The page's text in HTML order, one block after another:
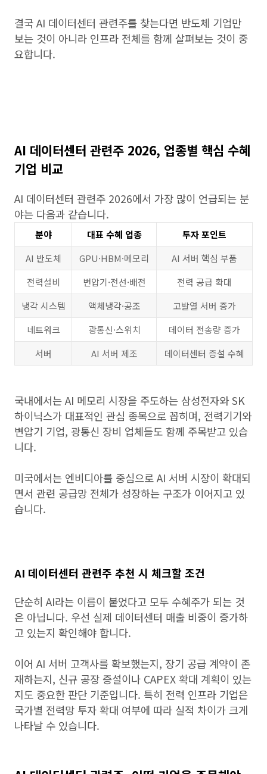
결국 AI 데이터센터 관련주를 찾는다면 반도체 기업만
보는 것이 아니라 인프라 전체를 함께 살펴보는 것이 중
요합니다.
AI 데이터센터 관련주 2026, 업종별 핵심 수혜
기업 비교
AI 데이터센터 관련주 2026에서 가장 많이 언급되는 분
야는 다음과 같습니다.
분야 대표 수혜 업종
투자 포인트
AI 반도체
GPU·HBM·메모리
AI 서버 핵심 부품
전력설비
변압기·전선·배전
전력 공급 확대
냉각 시스템
액체냉각·공조
고발열 서버 증가
네트워크
광통신·스위치
데이터 전송량 증가
서버
AI 서버 제조 데이터센터 증설 수혜
국내에서는 AI 메모리 시장을 주도하는 삼성전자와 SK
하이닉스가 대표적인 관심 종목으로 꼽히며, 전력기기와
변압기 기업, 광통신 장비 업체들도 함께 주목받고 있습
니다.
미국에서는 엔비디아를 중심으로 AI 서버 시장이 확대되
면서 관련 공급망 전체가 성장하는 구조가 이어지고 있
습니다.
AI 데이터센터 관련주 추천 시 체크할 조건
단순히 AI라는 이름이 붙었다고 모두 수혜주가 되는 것
은 아닙니다. 우선 실제 데이터센터 매출 비중이 증가하
고 있는지 확인해야 합니다.
이어 AI 서버 고객사를 확보했는지, 장기 공급 계약이 존
재하는지, 신규 공장 증설이나 CAPEX 확대 계획이 있는
지도 중요한 판단 기준입니다. 특히 전력 인프라 기업은
국가별 전력망 투자 확대 여부에 따라 실적 차이가 크게
나타날 수 있습니다.